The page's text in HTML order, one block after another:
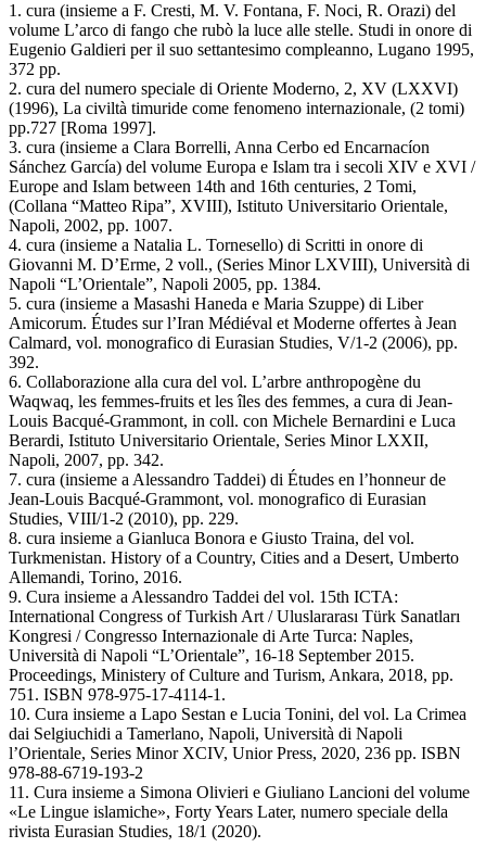
1. cura (insieme a F. Cresti, M. V. Fontana, F. Noci, R. Orazi) del
volume L’arco di fango che rubò la luce alle stelle. Studi in onore di
Eugenio Galdieri per il suo settantesimo compleanno, Lugano 1995,
372 pp.
2. cura del numero speciale di Oriente Moderno, 2, XV (LXXVI)
(1996), La civiltà timuride come fenomeno internazionale, (2 tomi)
pp.727 [Roma 1997].
3. cura (insieme a Clara Borrelli, Anna Cerbo ed Encarnacíon
Sánchez García) del volume Europa e Islam tra i secoli XIV e XVI /
Europe and Islam between 14th and 16th centuries, 2 Tomi,
(Collana “Matteo Ripa”, XVIII), Istituto Universitario Orientale,
Napoli, 2002, pp. 1007.
4. cura (insieme a Natalia L. Tornesello) di Scritti in onore di
Giovanni M. D’Erme, 2 voll., (Series Minor LXVIII), Università di
Napoli “L’Orientale”, Napoli 2005, pp. 1384.
5. cura (insieme a Masashi Haneda e Maria Szuppe) di Liber
Amicorum. Études sur l’Iran Médiéval et Moderne offertes à Jean
Calmard, vol. monografico di Eurasian Studies, V/1-2 (2006), pp.
392.
6. Collaborazione alla cura del vol. L’arbre anthropogène du
Waqwaq, les femmes-fruits et les îles des femmes, a cura di Jean-
Louis Bacqué-Grammont, in coll. con Michele Bernardini e Luca
Berardi, Istituto Universitario Orientale, Series Minor LXXII,
Napoli, 2007, pp. 342.
7. cura (insieme a Alessandro Taddei) di Études en l’honneur de
Jean-Louis Bacqué-Grammont, vol. monografico di Eurasian
Studies, VIII/1-2 (2010), pp. 229.
8. cura insieme a Gianluca Bonora e Giusto Traina, del vol.
Turkmenistan. History of a Country, Cities and a Desert, Umberto
Allemandi, Torino, 2016.
9. Cura insieme a Alessandro Taddei del vol. 15th ICTA:
International Congress of Turkish Art / Uluslararası Türk Sanatları
Kongresi / Congresso Internazionale di Arte Turca: Naples,
Università di Napoli “L’Orientale”, 16-18 September 2015.
Proceedings, Ministery of Culture and Turism, Ankara, 2018, pp.
751. ISBN 978-975-17-4114-1.
10. Cura insieme a Lapo Sestan e Lucia Tonini, del vol. La Crimea
dai Selgiuchidi a Tamerlano, Napoli, Università di Napoli
l’Orientale, Series Minor XCIV, Unior Press, 2020, 236 pp. ISBN
978-88-6719-193-2
11. Cura insieme a Simona Olivieri e Giuliano Lancioni del volume
«Le Lingue islamiche», Forty Years Later, numero speciale della
rivista Eurasian Studies, 18/1 (2020).